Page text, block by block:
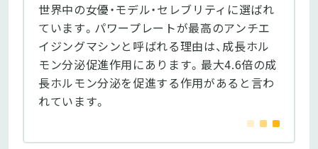
世界中の女優・モデル・セレブリティに選ばれ
ています。パワープレートが最高のアンチエ
イジングマシンと呼ばれる理由は、成長ホル
モン分泌促進作用にあります。最大4.6倍の成
長ホルモン分泌を促進する作用があると言わ
れています。